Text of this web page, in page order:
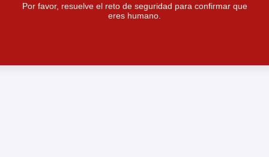
Por favor, resuelve el reto de seguridad para confirmar que
eres humano.